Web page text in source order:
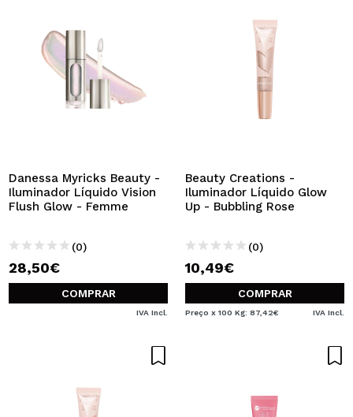
Danessa Myricks Beauty -
Iluminador Líquido Vision
Flush Glow - Femme
(0)
28,50€
COMPRAR
IVA Incl.
Beauty Creations -
Iluminador Líquido Glow
Up - Bubbling Rose
(0)
10,49€
COMPRAR
Preço x 100 Kg: 87,42€ IVA Incl.